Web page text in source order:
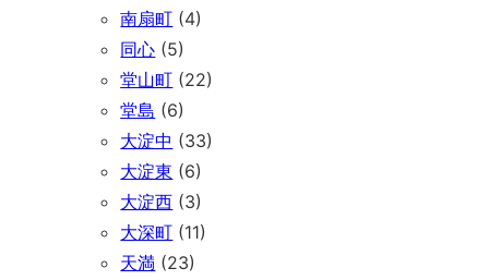
南扇町 (4)
同心 (5)
堂山町 (22)
堂島 (6)
大淀中 (33)
大淀東 (6)
大淀西 (3)
大深町 (11)
天満 (23)